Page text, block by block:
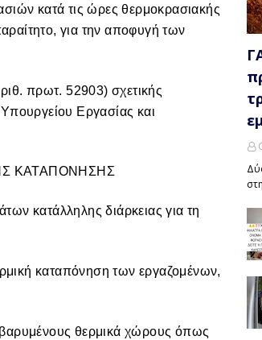
κατά τις ώρες θερμοκρασιακής
για την αποφυγή των
πρωτ. 52903) σχετικής
Εργασίας και
ΚΑΤΑΠΟΝΗΣΗΣ
κατάλληλης διάρκειας για τη
καταπόνηση των εργαζομένων,
θερμικά χώρους όπως